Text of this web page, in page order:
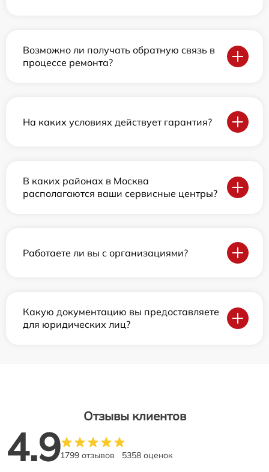
Возможно ли получать обратную связь в
процессе ремонта?
На каких условиях действует гарантия?
В каких районах в Москва
располагаются ваши сервисные центры?
Работаете ли вы с организациями?
Какую документацию вы предоставляете
для юридических лиц?
Отзывы клиентов
4.91799 отзывов 5358 оценок